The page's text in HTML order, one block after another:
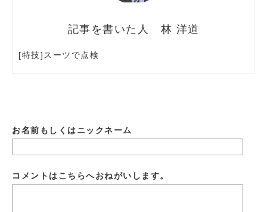
林 洋道
[特技]スーツで点検
お名前もしくはニックネーム
コメントはこちらへおねがいします。